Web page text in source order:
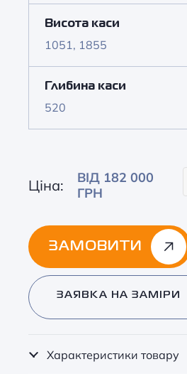
Висота каси
1051, 1855
Глибина каси
520
Ціна:
ВІД 182 000
ГРН
ЗАМОВИТИ
Alternative:
ЗАЯВКА НА ЗАМІРИ
Характеристики товару